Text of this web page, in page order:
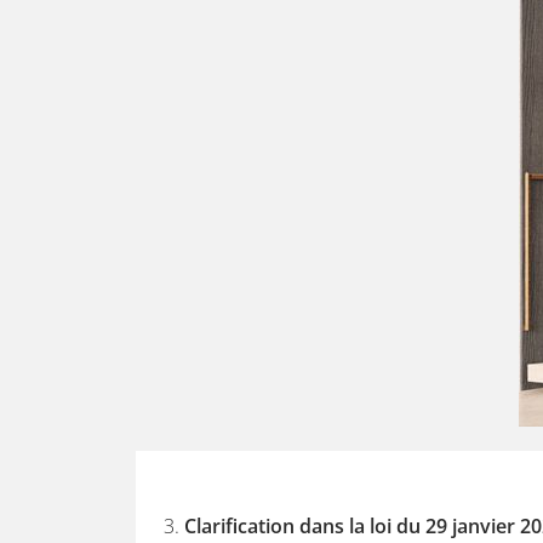
Clarification dans la loi du 29 janvier